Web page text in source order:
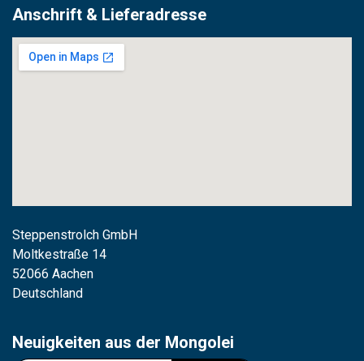
Anschrift & Lieferadresse
Steppenstrolch GmbH
Moltkestraße 14
52066 Aachen
Deutschland
Neuigkeiten aus der Mongolei